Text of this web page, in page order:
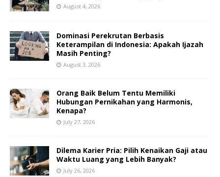
August 4, 2026
Dominasi Perekrutan Berbasis
Keterampilan di Indonesia: Apakah Ijazah
Masih Penting?
August 3, 2026
Orang Baik Belum Tentu Memiliki
Hubungan Pernikahan yang Harmonis,
Kenapa?
July 27, 2026
Dilema Karier Pria: Pilih Kenaikan Gaji atau
Waktu Luang yang Lebih Banyak?
July 26, 2026